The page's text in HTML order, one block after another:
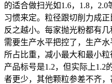
的适合做扫光如1.6，1.8，
习惯来定。粒径跟切削力成正
反之越小。每家抛光粉都有
需要生产水平把控了，生产
所占比重，减小最大和最小
产品标号是1.2，但实际上1.2
者更少，其他颗粒参差不齐